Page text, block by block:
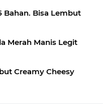
Bahan. Bisa Lembut
Merah Manis Legit
Creamy Cheesy